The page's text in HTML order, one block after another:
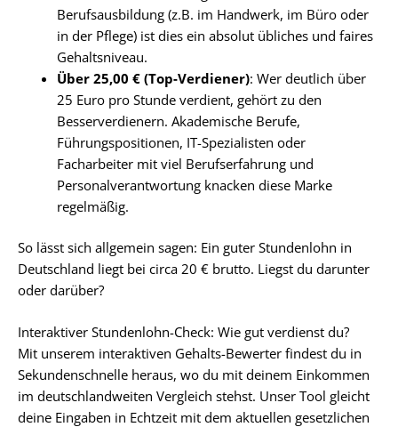
Berufsausbildung (z.B. im Handwerk, im Büro oder
in der Pflege) ist dies ein absolut übliches und faires
Gehaltsniveau.
Über 25,00 € (Top-Verdiener): Wer deutlich über
25 Euro pro Stunde verdient, gehört zu den
Besserverdienern. Akademische Berufe,
Führungspositionen, IT-Spezialisten oder
Facharbeiter mit viel Berufserfahrung und
Personalverantwortung knacken diese Marke
regelmäßig.
So lässt sich allgemein sagen: Ein guter Stundenlohn in
Deutschland liegt bei circa 20 € brutto. Liegst du darunter
oder darüber?
Interaktiver Stundenlohn-Check: Wie gut verdienst du?
Mit unserem interaktiven Gehalts-Bewerter findest du in
Sekundenschnelle heraus, wo du mit deinem Einkommen
im deutschlandweiten Vergleich stehst. Unser Tool gleicht
deine Eingaben in Echtzeit mit dem aktuellen gesetzlichen